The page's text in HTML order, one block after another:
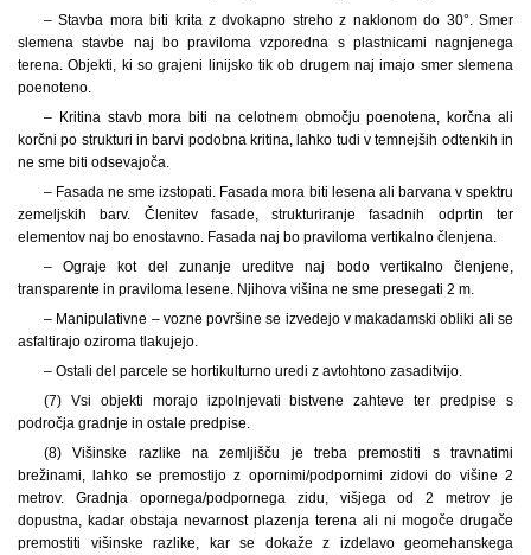
– Stavba mora biti krita z dvokapno streho z naklonom do 30°. Smer
slemena stavbe naj bo praviloma vzporedna s plastnicami nagnjenega
terena. Objekti, ki so grajeni linijsko tik ob drugem naj imajo smer slemena
poenoteno.
– Kritina stavb mora biti na celotnem območju poenotena, korčna ali
korčni po strukturi in barvi podobna kritina, lahko tudi v temnejših odtenkih in
ne sme biti odsevajoča.
– Fasada ne sme izstopati. Fasada mora biti lesena ali barvana v spektru
zemeljskih barv. Členitev fasade, strukturiranje fasadnih odprtin ter
elementov naj bo enostavno. Fasada naj bo praviloma vertikalno členjena.
– Ograje kot del zunanje ureditve naj bodo vertikalno členjene,
transparente in praviloma lesene. Njihova višina ne sme presegati 2 m.
– Manipulativne – vozne površine se izvedejo v makadamski obliki ali se
asfaltirajo oziroma tlakujejo.
– Ostali del parcele se hortikulturno uredi z avtohtono zasaditvijo.
(7) Vsi objekti morajo izpolnjevati bistvene zahteve ter predpise s
področja gradnje in ostale predpise.
(8) Višinske razlike na zemljišču je treba premostiti s travnatimi
brežinami, lahko se premostijo z opornimi/podpornimi zidovi do višine 2
metrov. Gradnja opornega/podpornega zidu, višjega od 2 metrov je
dopustna, kadar obstaja nevarnost plazenja terena ali ni mogoče drugače
premostiti višinske razlike, kar se dokaže z izdelavo geomehanskega